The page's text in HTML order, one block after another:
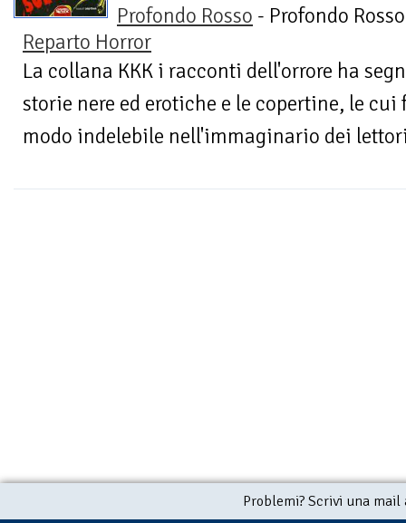
Profondo Rosso - Profondo
Reparto Horror
La collana KKK i racconti dell'orrore ha
storie nere ed erotiche e le copertine, le
modo indelebile nell'immaginario dei
Problemi? Scrivi una